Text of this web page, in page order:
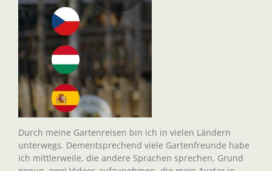
Durch meine Gartenreisen bin ich in vielen Ländern
unterwegs. Dementsprechend viele Gartenfreunde habe
ich mittlerweile, die andere Sprachen sprechen. Grund